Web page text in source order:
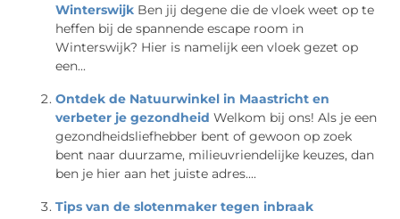
Winterswijk Ben jij degene die de vloek weet op te
heffen bij de spannende escape room in
Winterswijk? Hier is namelijk een vloek gezet op
een...
Ontdek de Natuurwinkel in Maastricht en
verbeter je gezondheid Welkom bij ons! Als je een
gezondheidsliefhebber bent of gewoon op zoek
bent naar duurzame, milieuvriendelijke keuzes, dan
ben je hier aan het juiste adres....
Tips van de slotenmaker tegen inbraak